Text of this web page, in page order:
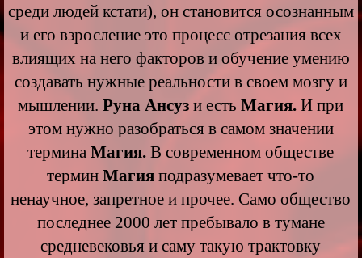
среди людей кстати), он становится осознанным
и его взросление это процесс отрезания всех
влиящих на него факторов и обучение умению
создавать нужные реальности в своем мозгу и
мышлении.Руна Ансуз и естьМагия. И при
этом нужно разобраться в самом значении
терминаМагия. В современном обществе
термин Магия подразумевает что-то
ненаучное, запретное и прочее. Само общество
последнее 2000 лет пребывало в тумане
средневековья и саму такую трактовку